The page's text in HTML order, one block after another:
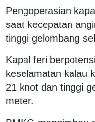
Pengoperasian
saat kecepatan
tinggi gelombang
Kapal feri
keselamatan kalau
21 knot dan tinggi
meter.